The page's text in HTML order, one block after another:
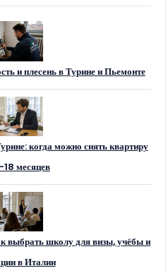
и плесень в Турине и Пьемонте
когда можно снять квартиру
месяцев
выбрать школу для визы, учёбы и
в Италии